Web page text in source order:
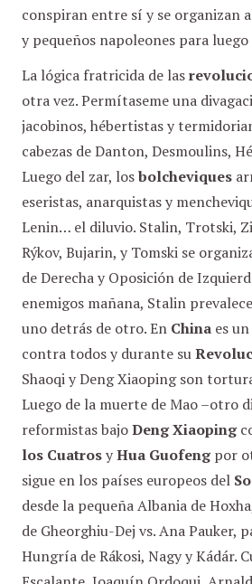
conspiran entre sí y se organizan
y pequeños napoleones para luego
La lógica fratricida de las
otra vez. Permítaseme una
jacobinos, hébertistas y
cabezas de Danton, Desmoulins,
Luego del zar, losbolcheviques
eseristas, anarquistas y
Lenin… el diluvio. Stalin, Trotski,
Rýkov, Bujarin, y Tomski se
de Derecha y Oposición de
enemigos mañana, Stalin
uno detrás de otro. En China es
contra todos y durante su
Shaoqi y Deng Xiaoping son
Luego de la muerte de Mao –otro
reformistas bajoDeng Xiaoping
los CuatrosyHua Guofengpor
sigue en los países europeos del
desde la pequeña Albania de
de Gheorghiu-Dej vs. Ana Pauker,
Hungría de Rákosi, Nagy y Kádár.